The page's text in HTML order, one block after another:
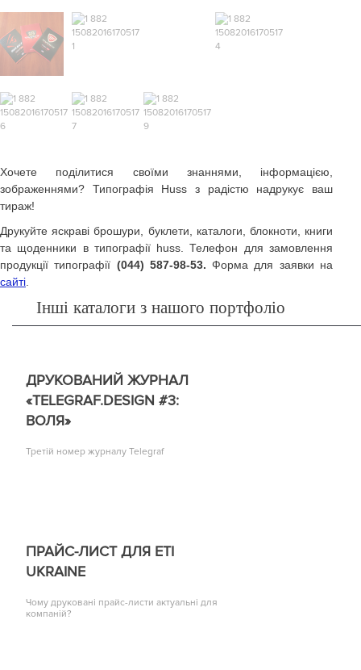
Хочете поділитися своїми знаннями, інформацією,
зображеннями? Типографія Huss з радістю надрукує ваш
тираж!
Друкуйте яскраві брошури, буклети, каталоги, блокноти, книги
та щоденники в типографії huss. Телефон для замовлення
продукції типографії (044) 587-98-53. Форма для заявки на
сайті
Інші каталоги з нашого портфоліо
ДРУКОВАНИЙ ЖУРНАЛ
«TELEGRAF.DESIGN #3:
ВОЛЯ»
Третій номер журналу Telegraf
ПРАЙС-ЛИСТ ДЛЯ ETI
UKRAINE
Чому друковані прайс-листи актуальні для
компаній?